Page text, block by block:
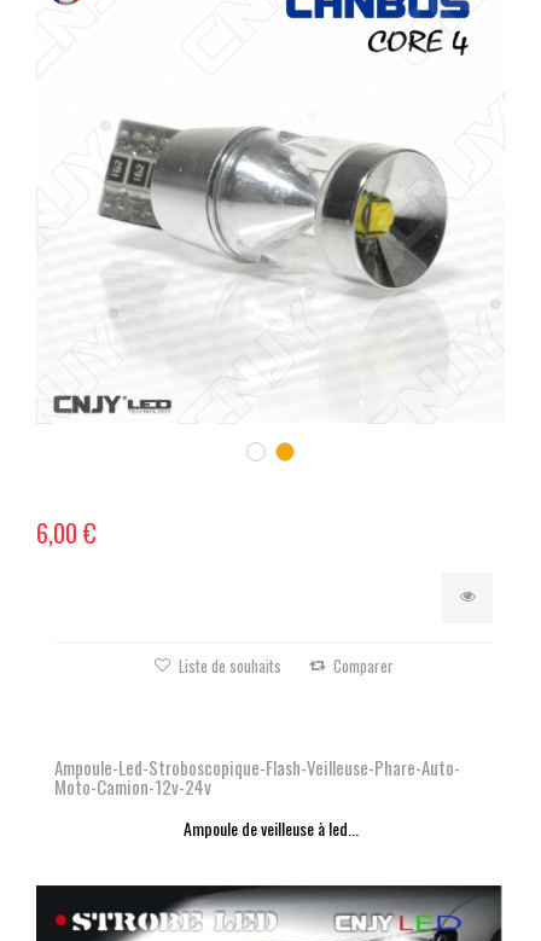
6,00 €
Liste de souhaits Comparer
Ampoule-Led-Stroboscopique-Flash-Veilleuse-Phare-Auto-
Moto-Camion-12v-24v
Ampoule de veilleuse à led...